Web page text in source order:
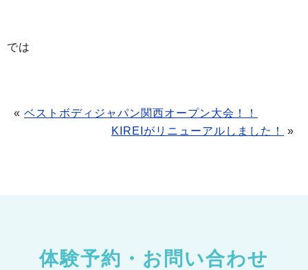
では
« ベストボディジャパン関西オープン大会！！
KIREIがリニューアルしました！
»
体験予約・お問い合わせ